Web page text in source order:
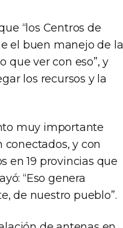
“los Centros de
el buen manejo de la
que ver con eso”, y
los recursos y la
muy importante
conectados, y con
en 19 provincias que
“Eso genera
de nuestro pueblo”.